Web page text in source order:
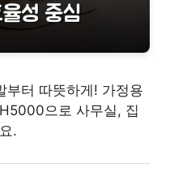
부터 따뜻하게! 가정용
으로 사무실, 집
.